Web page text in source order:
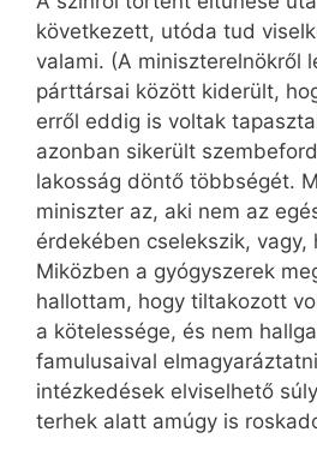
következett, utóda tud
valami. (A miniszterelnökről
párttársai között kiderült,
erről eddig is voltak
azonban sikerült
lakosság döntő többségét.
miniszter az, aki nem az
érdekében cselekszik, vagy,
Miközben a gyógyszerek
hallottam, hogy tiltakozott
a kötelessége, és nem
famulusaival
intézkedések elviselhető
terhek alatt amúgy is